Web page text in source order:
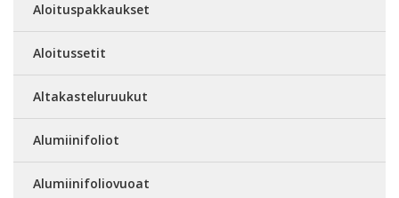
Aloituspakkaukset
Aloitussetit
Altakasteluruukut
Alumiinifoliot
Alumiinifoliovuoat